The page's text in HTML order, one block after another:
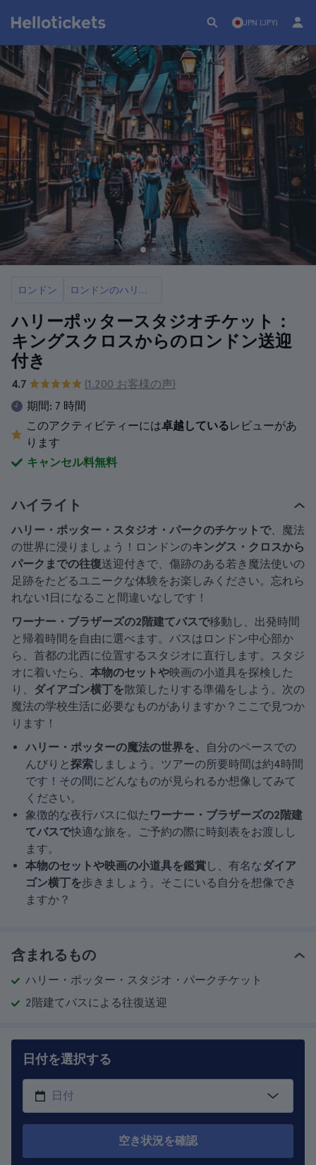
JPN (JPY)
ロンドン ロンドンのハリー・ポッター・スタジオ見学チケット＆ツアー
ハリーポッタースタジオチケット：
キングスクロスからのロンドン送迎
付き
4.7
(1.200 お客様の声)
期間: 7 時間
このアクティビティーには卓越しているレビューがあ
ります
キャンセル料無料
ハイライト
ハリー・ポッター・スタジオ・パークのチケットで、魔法
の世界に浸りましょう！ロンドンのキングス・クロスから
パークまでの往復送迎付きで、傷跡のある若き魔法使いの
足跡をたどるユニークな体験をお楽しみください。忘れら
れない1日になること間違いなしです！
ワーナー・ブラザーズの2階建てバスで移動し、出発時間
と帰着時間を自由に選べます。バスはロンドン中心部か
ら、首都の北西に位置するスタジオに直行します。スタジ
オに着いたら、 本物のセットや映画の小道具を探検した
り、
ダイアゴン横丁を散策したりする準備をしよう。次の
魔法の学校生活に必要なものがありますか？ここで見つか
ります！
ハリー・ポッターの魔法の世界を、
自分のペースでの
んびりと 探索しましょう。ツアーの所要時間は約4時間
です！その間にどんなものが見られるか想像してみて
ください。
象徴的な夜行バスに似た ワーナー・ブラザーズの2階建
てバスで快適な旅を。ご予約の際に時刻表をお渡しし
ます。
本物のセットや映画の小道具を鑑賞し、有名なダイア
ゴン横丁を歩きましょう。そこにいる自分を想像でき
ますか？
含まれるもの
ハリー・ポッター・スタジオ・パークチケット
2階建てバスによる往復送迎
日付を選択する
空き状況を確認